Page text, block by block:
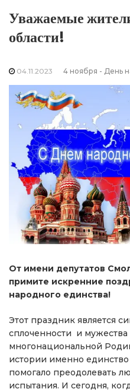
Уважаемые
области!
04.11.2023 4 ноября - День
От имени депутатов
примите искренние
народного единства!
Этот праздник является
сплоченности и
многонациональной
истории именно
помогало преодолевать
испытания. И сегодня,